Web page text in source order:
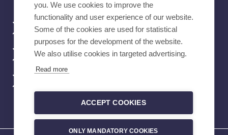
Verkkokauppa
Töihin Tehyyn
you. We use cookies to improve the
functionality and user experience of our website.
Some of the cookies are used for statistical
purposes for the development of the website.
We also utilise cookies in targeted advertising.
Read more
ACCEPT COOKIES
ONLY MANDATORY COOKIES